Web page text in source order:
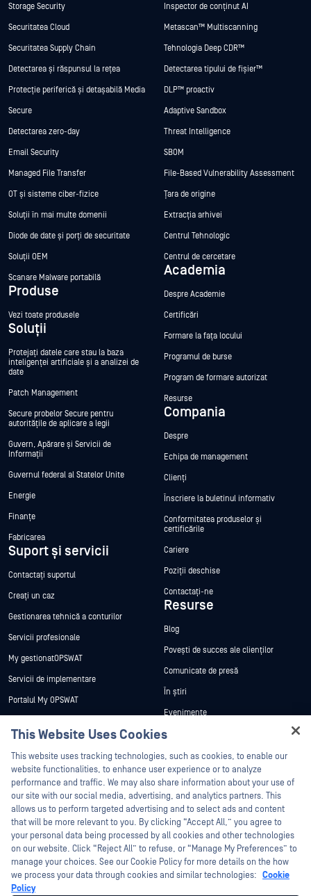
Storage Security
Securitatea Cloud
Securitatea Supply Chain
Detectarea și răspunsul la rețea
Protecție periferică și detașabilă Media
Secure
Detectarea zero-day
Email Security
Managed File Transfer
OT și sisteme ciber-fizice
Soluții în mai multe domenii
Diode de date și porți de securitate
Soluții OEM
Scanare Malware portabilă
Produse
Vezi toate produsele
Soluții
Protejați datele care stau la baza
inteligenței artificiale și a analizei de
date
Patch Management
Secure probelor Secure pentru
autoritățile de aplicare a legii
Guvern, Apărare și Servicii de
Informații
Guvernul federal al Statelor Unite
Energie
Finanțe
Fabricarea
Suport și servicii
Contactați suportul
Creați un caz
Gestionarea tehnică a conturilor
Servicii profesionale
My gestionatOPSWAT
Servicii de implementare
Portalul My OPSWAT
Formare
vulnerabilităților
Partners
Certificare
Parteneri tehnologici
Program de parteneriat de canal
Inspector de conținut AI
Metascan™ Multiscanning
Tehnologia Deep CDR™
Detectarea tipului de fișier™
DLP™ proactiv
Adaptive Sandbox
Threat Intelligence
SBOM
File-Based Vulnerability Assessment
Țara de origine
Extracția arhivei
Centrul Tehnologic
Centrul de cercetare
Academia
Despre Academie
Certificări
Formare la fața locului
Programul de burse
Program de formare autorizat
Resurse
Compania
Despre
Echipa de management
Clienți
Înscriere la buletinul informativ
Conformitatea produselor și
certificările
Cariere
Poziții deschise
Contactați-ne
Resurse
Blog
Povești de succes ale clienților
Comunicate de presă
În știri
Evenimente
Webinare
Fișe de date
Cărți albe
Instrumente gratuite
©2026 OPSWAT . Toate drepturile rezervate. OPSWAT, MetaDefender, Metascan,
This Website Uses Cookies
This website uses tracking technologies, such as cookies, to enable our
website functionalities, to enhance user experience or to analyze
performance and traffic. We may also share information about your use of
our site with our social media, advertising, and analytics partners. This
allows us to perform targeted advertising and to select ads and content
that will be more relevant to you. By clicking “Accept All,” you agree to
your personal data being processed by all cookies and other technologies
on our website. Click “Reject All” to refuse, or “Manage My Preferences” to
manage your choices. See our Cookie Policy for more details on the how
we process your data through cookies and similar technologies: Cookie
Policy
Hey there!
I'm Ozzy, your OPSWAT virtual assistant.
How can I help you secure what's critical
today?